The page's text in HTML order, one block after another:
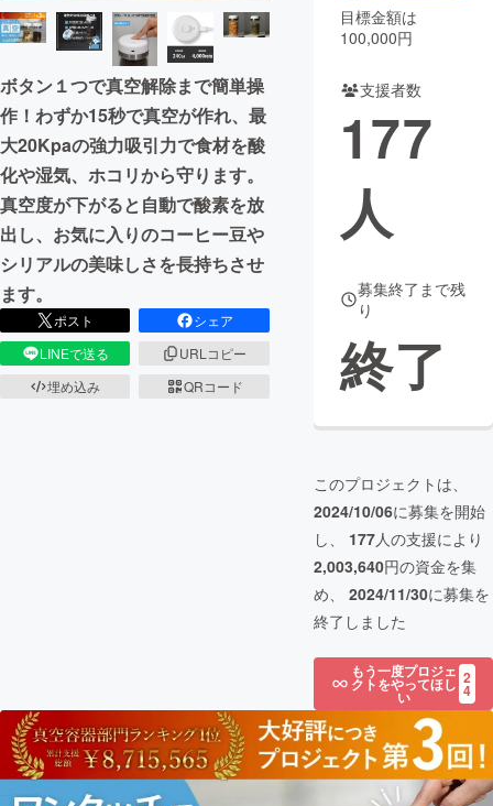
CAMPFIREふるさと納税machi-ya コミュニティ
ボタン１つで真空解除まで簡単操
作！わずか15秒で真空が作れ、最
大20Kpaの強力吸引力で食材を酸
化や湿気、ホコリから守ります。
真空度が下がると自動で酸素を放
出し、お気に入りのコーヒー豆や
シリアルの美味しさを長持ちさせ
ます。
ポスト
シェア
LINEで送る
URLコピー
埋め込み
QRコード
目標金額は
100,000円
支援者数
177
人
募集終了まで残
り
終了
このプロジェクトは、
2024/10/06に募集を開始
し、 177人の支援により
2,003,640円の資金を集
め、 2024/11/30に募集を
終了しました
もう一度プロジェ
クトをやってほし
い
2
4